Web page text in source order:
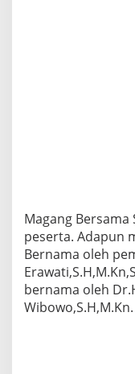
Magang
peserta. Adapun
Bernama oleh
bernama oleh
Wibowo,S.H,M.Kn.